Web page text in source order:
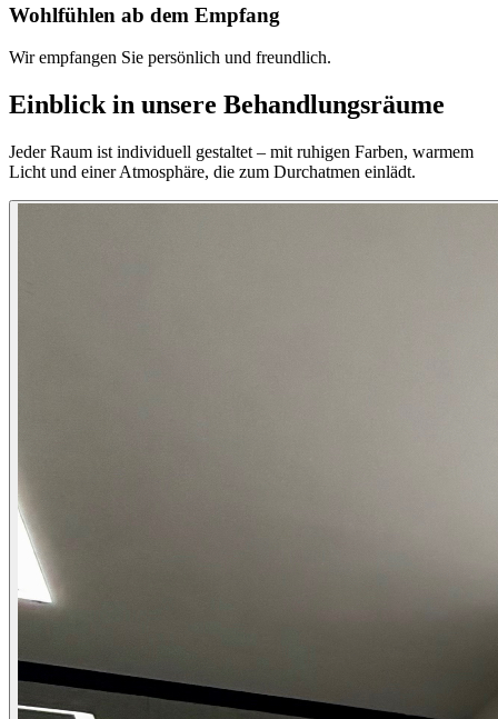
Wohlfühlen ab dem Empfang
Wir empfangen Sie persönlich und freundlich.
Einblick in unsere Behandlungsräume
Jeder Raum ist individuell gestaltet – mit ruhigen Farben, warmem
Licht und einer Atmosphäre, die zum Durchatmen einlädt.